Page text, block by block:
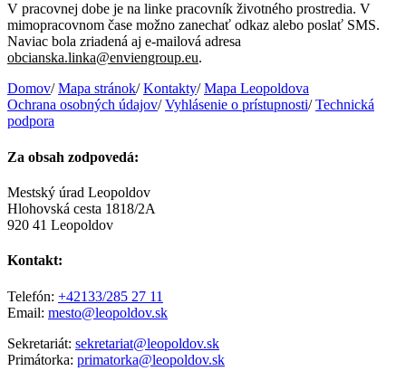
V pracovnej dobe je na linke pracovník životného prostredia. V
mimopracovnom čase možno zanechať odkaz alebo poslať SMS.
Naviac bola zriadená aj e-mailová adresa
obcianska.linka@enviengroup.eu.
Domov/ Mapa stránok/ Kontakty/ Mapa Leopoldova
Ochrana osobných údajov/ Vyhlásenie o prístupnosti/ Technická
podpora
Za obsah zodpovedá:
Mestský úrad Leopoldov
Hlohovská cesta 1818/2A
920 41 Leopoldov
Kontakt:
Telefón: +42133/285 27 11
Email: mesto@leopoldov.sk
Sekretariát: sekretariat@leopoldov.sk
Primátorka: primatorka@leopoldov.sk